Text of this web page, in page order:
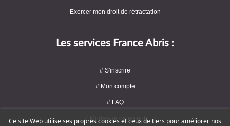
Exercer mon droit de rétractation
Les services France Abris :
# S'inscrire
# Mon compte
# FAQ
# Modes de paiement
Ce site Web utilise ses propres cookies et ceux de tiers pour améliorer nos